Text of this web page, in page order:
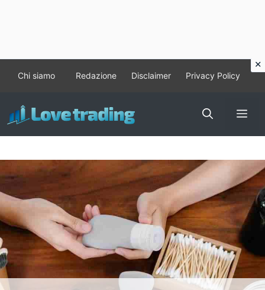
contenuto
Chi siamo Redazione Disclaimer Privacy Policy